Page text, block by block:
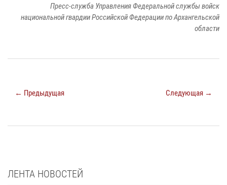
Пресс-служба Управления Федеральной службы войск
национальной гвардии Российской Федерации по Архангельской
области
← Предыдущая Следующая →
ЛЕНТА НОВОСТЕЙ